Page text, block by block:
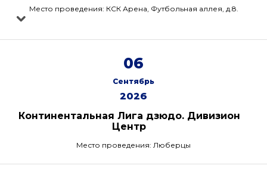
Место проведения: КСК Арена, Футбольная аллея, д.8.
06
Сентябрь
2026
Континентальная Лига дзюдо. Дивизион
Центр
Место проведения: Люберцы